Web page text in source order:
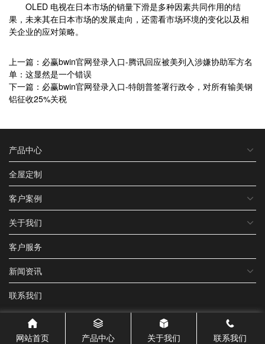
OLED 电视在日本市场的销量下滑是多种因素共同作用的结
果，未来其在日本市场的发展走向，还需看市场环境的变化以及相
关企业的应对策略。
上一篇：必赢bwin官网登录入口-腾讯回应被美列入涉嫌协助军方名
单：这显然是一个错误
下一篇：必赢bwin官网登录入口-特朗普签署行政令，对所有输美钢
铝征收25%关税
产品中心
全屋定制
客户案例
关于我们
客户服务
新闻资讯
联系我们
网站首页 产品中心 关于我们 联系我们